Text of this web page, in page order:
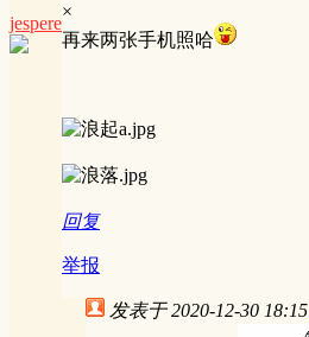
jespere
×
再来两张手机照哈
回复
举报
发表于 2020-12-30 18:15